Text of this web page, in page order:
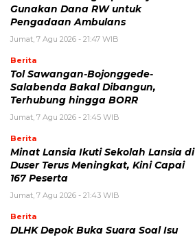
Gunakan Dana RW untuk
Pengadaan Ambulans
Jumat, 7 Agu 2026 - 21:47 WIB
Berita
Tol Sawangan-Bojonggede-
Salabenda Bakal Dibangun,
Terhubung hingga BORR
Jumat, 7 Agu 2026 - 21:45 WIB
Berita
Minat Lansia Ikuti Sekolah Lansia di
Duser Terus Meningkat, Kini Capai
167 Peserta
Jumat, 7 Agu 2026 - 21:43 WIB
Berita
DLHK Depok Buka Suara Soal Isu